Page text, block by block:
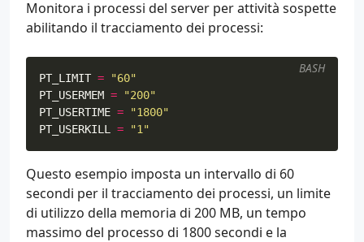
Monitora i processi del server per attività sospette
abilitando il tracciamento dei processi:
PT_LIMIT =
"60"
PT_USERMEM =
"200"
PT_USERTIME =
"1800"
PT_USERKILL
= "1"
BASH
Questo esempio imposta un intervallo di 60
secondi per il tracciamento dei processi, un limite
di utilizzo della memoria di 200 MB, un tempo
massimo del processo di 1800 secondi e la